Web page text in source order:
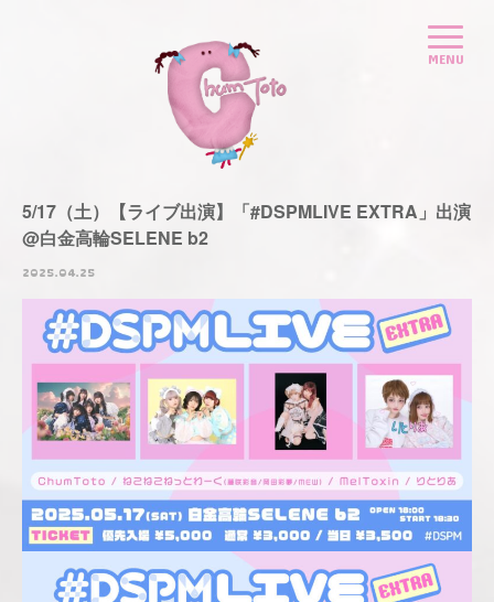
5/17（土）【ライブ出演】「#DSPMLIVE EXTRA」出演
@白金高輪SELENE b2
2025.04.25